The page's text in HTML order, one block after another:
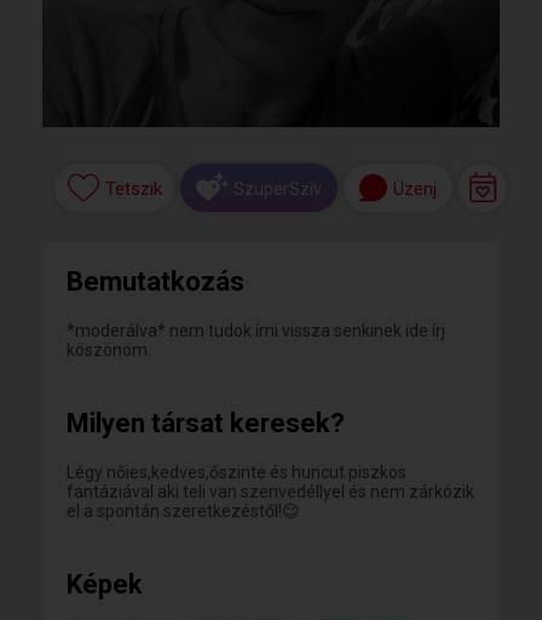
Tetszik SzuperSzív Üzenj
Bemutatkozás
*moderálva* nem tudok írni vissza senkinek ide írj
köszönöm.
Milyen társat keresek?
Légy nőies,kedves,őszinte és huncut piszkos
fantáziával aki teli van szenvedéllyel és nem zárkózik
el a spontán szeretkezéstől!😉
Képek